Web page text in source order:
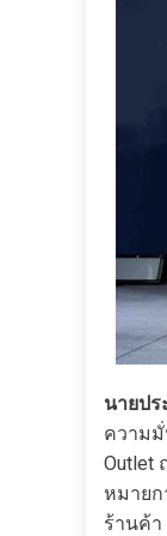
นายป
ความมั่
Outlet
หมายก
ร้านค้า